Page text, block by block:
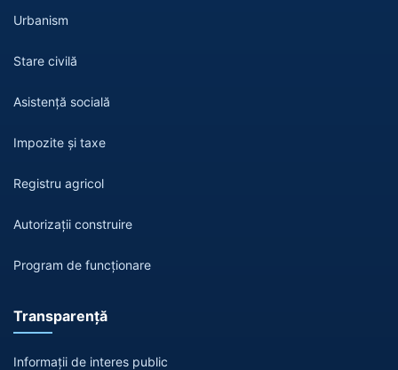
Urbanism
Stare civilă
Asistență socială
Impozite și taxe
Registru agricol
Autorizații construire
Program de funcționare
Transparență
Informații de interes public